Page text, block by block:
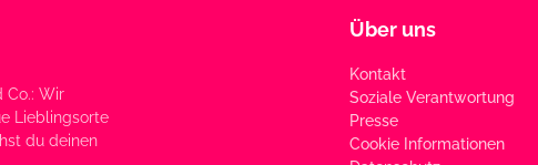
Co.: Wir
Lieblingsorte
du deinen
Über uns
Kontakt
Soziale Verantwortung
Presse
Cookie Informationen